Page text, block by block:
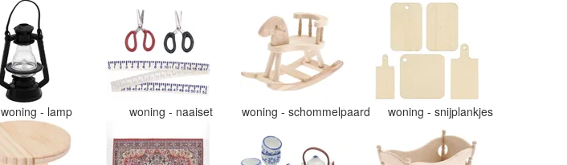
woning - lamp woning - naaiset woning - schommelpaard woning - snijplankjes